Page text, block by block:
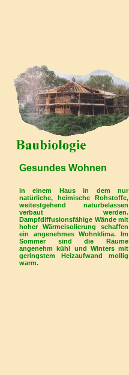
Gesundes Wohnen
in einem Haus in dem nur
natürliche, heimische Rohstoffe,
weitestgehend naturbelassen
verbaut werden.
Dampfdiffusionsfähige Wände mit
hoher Wärmeisolierung schaffen
ein angenehmes Wohnklima. Im
Sommer sind die Räume
angenehm kühl und Winters mit
geringstem Heizaufwand mollig
warm.